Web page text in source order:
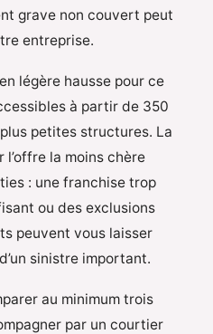
grave non couvert peut
entreprise.
légère hausse pour ce
à partir de 350
petites structures. La
la moins chère
: une franchise trop
ou des exclusions
peuvent vous laisser
sinistre important.
au minimum trois
par un courtier